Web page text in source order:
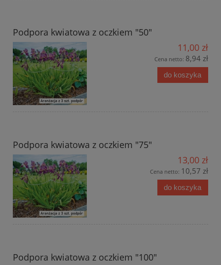
Podpora kwiatowa z oczkiem "50"
11,00 zł
Cena netto: 8,94 zł
do koszyka
Podpora kwiatowa z oczkiem "75"
13,00 zł
Cena netto: 10,57 zł
do koszyka
Podpora kwiatowa z oczkiem "100"